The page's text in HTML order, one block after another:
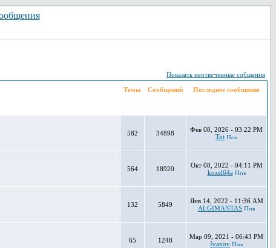
Показать неотвеченные собщения
Темы Сообщений Последнее сообщение
582 34898
Фев 08, 2026 - 03:22 PM
Tot
564 18920
Окт 08, 2022 - 04:11 PM
kozel64a
132 5849
Янв 14, 2022 - 11:36 AM
ALGIMANTAS
65 1248
Мар 09, 2021 - 06:43 PM
Ivanov